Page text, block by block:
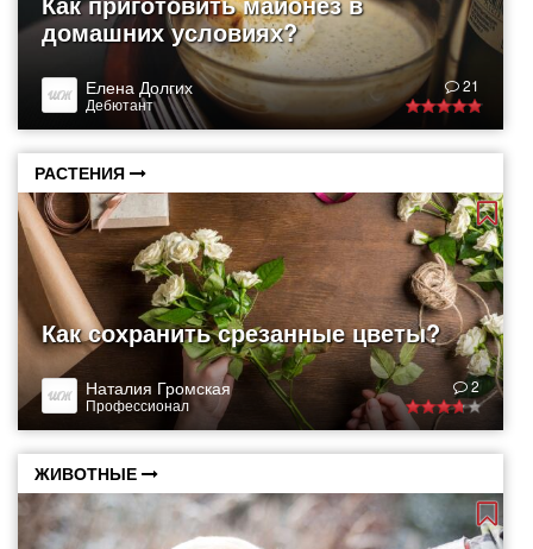
домашних условиях?
Елена Долгих
Дебютант
21
РАСТЕНИЯ
Как сохранить срезанные цветы?
Наталия Громская
Профессионал
2
ЖИВОТНЫЕ